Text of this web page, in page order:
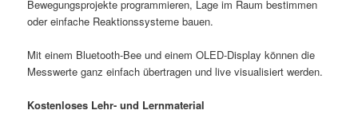
Bewegungsprojekte programmieren, Lage im Raum bestimmen
oder einfache Reaktionssysteme bauen.
Mit einem Bluetooth-Bee und einem OLED-Display können die
Messwerte ganz einfach übertragen und live visualisiert werden.
Kostenloses Lehr- und Lernmaterial